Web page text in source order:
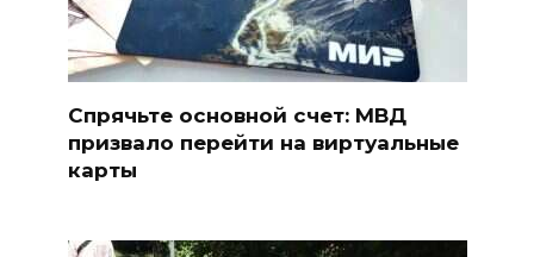
Спрячьте основной счет: МВД
призвало перейти на виртуальные
карты